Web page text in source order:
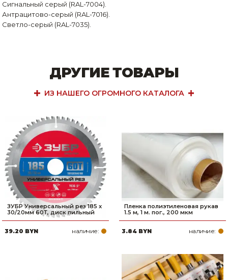
Сигнальный серый (RAL-7004).
Антрацитово-серый (RAL-7016).
Светло-серый (RAL-7035).
ДРУГИЕ ТОВАРЫ
ИЗ НАШЕГО ОГРОМНОГО КАТАЛОГА
ЗУБР Универсальный рез 185 x
30/20мм 60Т, диск пильный
39.20 BYN наличие:
Пленка полиэтиленовая рукав
1.5 м, 1 м. пог., 200 мкм
3.84 BYN наличие: